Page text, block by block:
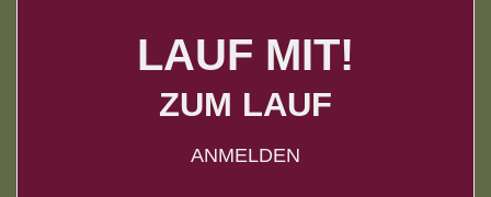
LAUF MIT!
ZUM LAUF
ANMELDEN